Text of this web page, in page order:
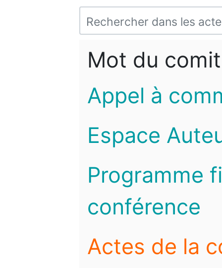
Mot du
Appel à
Espace
Programme
conférence
Actes de la